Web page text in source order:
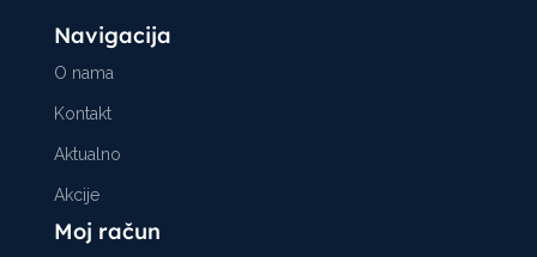
Navigacija
O nama
Kontakt
Aktualno
Akcije
Moj račun